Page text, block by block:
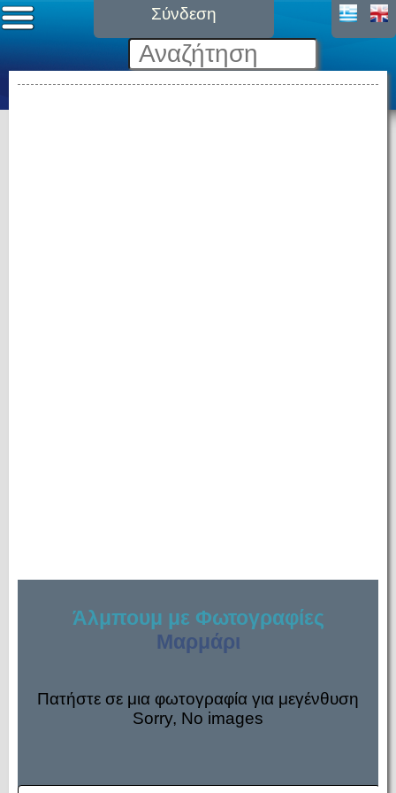
Σύνδεση
Άλμπουμ με Φωτογραφίες
Μαρμάρι
Πατήστε σε μια φωτογραφία για μεγένθυση
Sorry, No images